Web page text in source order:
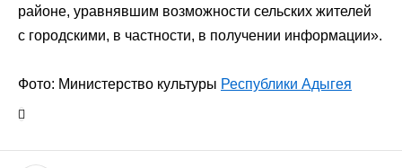
районе, уравнявшим возможности сельских жителей
с городскими, в частности, в получении информации».
Фото: Министерство культуры Республики Адыгея